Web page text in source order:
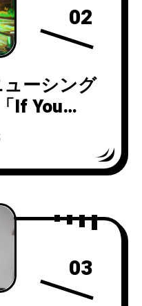
02
ューシング
If You
Me
開！
03